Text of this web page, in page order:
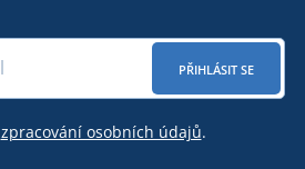
PŘIHLÁSIT SE
zpracování osobních údajů.